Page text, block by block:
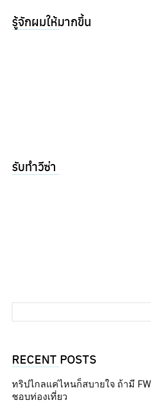
รู้จักผมให้มากขึ้น
รับทำวีซ่า
RECENT POSTS
ทริปไกลแค่ไหนก็สบายใจ ถ้ามี
ชอบท่องเที่ยว